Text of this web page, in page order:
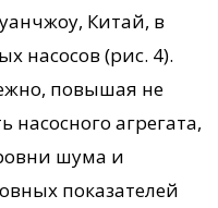
Китай, в
насосов (рис. 4).
повышая не
насосного агрегата,
шума и
показателей